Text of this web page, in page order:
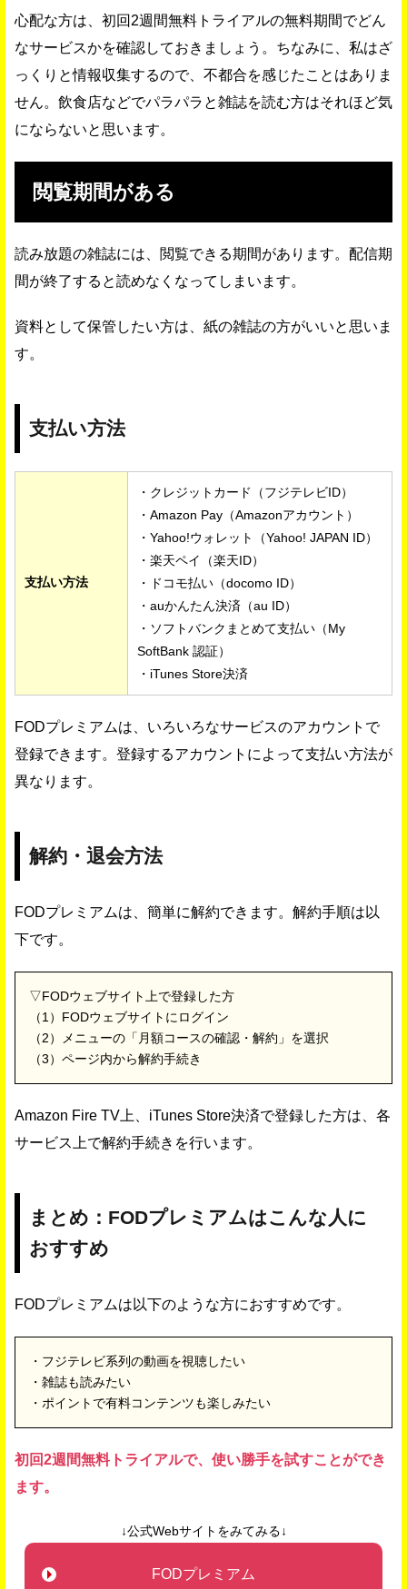
心配な方は、初回2週間無料トライアルの無料期間でどん
なサービスかを確認しておきましょう。ちなみに、私はざ
っくりと情報収集するので、不都合を感じたことはありま
せん。飲食店などでパラパラと雑誌を読む方はそれほど気
にならないと思います。
閲覧期間がある
読み放題の雑誌には、閲覧できる期間があります。配信期
間が終了すると読めなくなってしまいます。
資料として保管したい方は、紙の雑誌の方がいいと思いま
す。
支払い方法
支払い方法
・クレジットカード（フジテレビID）
・Amazon Pay（Amazonアカウント）
・Yahoo!ウォレット（Yahoo! JAPAN ID）
・楽天ペイ（楽天ID）
・ドコモ払い（docomo ID）
・auかんたん決済（au ID）
・ソフトバンクまとめて支払い（My
SoftBank 認証）
・iTunes Store決済
FODプレミアムは、いろいろなサービスのアカウントで
登録できます。登録するアカウントによって支払い方法が
異なります。
解約・退会方法
FODプレミアムは、簡単に解約できます。解約手順は以
下です。
▽FODウェブサイト上で登録した方
（1）FODウェブサイトにログイン
（2）メニューの「月額コースの確認・解約」を選択
（3）ページ内から解約手続き
Amazon Fire TV上、iTunes Store決済で登録した方は、各
サービス上で解約手続きを行います。
まとめ：FODプレミアムはこんな人に
おすすめ
FODプレミアムは以下のような方におすすめです。
・フジテレビ系列の動画を視聴したい
・雑誌も読みたい
・ポイントで有料コンテンツも楽しみたい
初回2週間無料トライアルで、使い勝手を試すことができ
ます。
↓公式Webサイトをみてみる↓
FODプレミアム